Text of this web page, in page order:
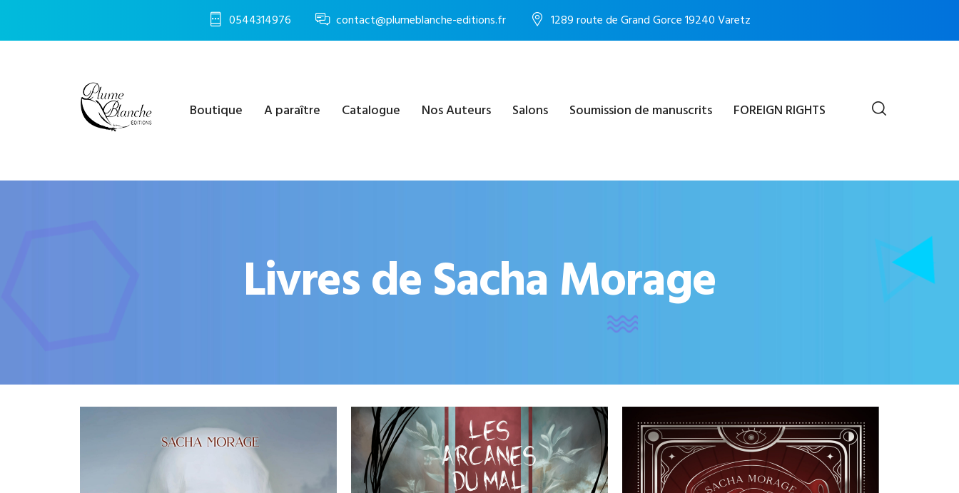
0544314976 contact@plumeblanche-editions.fr 1289 route de Grand Gorce 19240 Varetz
Boutique A paraître Catalogue Nos Auteurs Salons Soumission de manuscrits FOREIGN RIGHTS
Livres de Sacha Morage